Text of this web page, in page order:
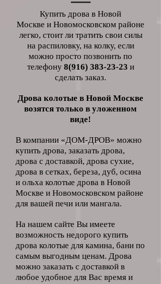
Купить дрова в Новой
Москве и Новомосковском районе
легко, стоит ли тратить свои силы
на распиловку, на колку, если
можно просто позвонить по
телефону 8(916) 383-23-23 и
сделать заказ.
Дрова колотые в Новой Москве
возятся только в уложенном
виде!
В компании «ДОМ-ДРОВ» можно
купить дрова, заказать дрова,
дрова с доставкой, дрова сухие,
дрова в сетках, береза, дуб, осина
и ольха колотые дрова в Новой
Москве и Новомосковском районе
для вашей печи или мангала.
На нашем сайте Вы имеете
возможность недорого купить
дрова колотые для камина, бани по
самым выгодным ценам. Дрова
можно заказать с доставкой в
любое удобное для Вас время и